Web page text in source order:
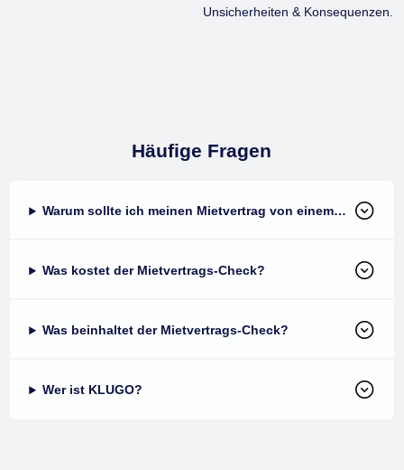
Unsicherheiten & Konsequenzen.
Häufige Fragen
Warum sollte ich meinen Mietvertrag von einem Experten überprüfen lassen?
Was kostet der Mietvertrags-Check?
Was beinhaltet der Mietvertrags-Check?
Wer ist KLUGO?